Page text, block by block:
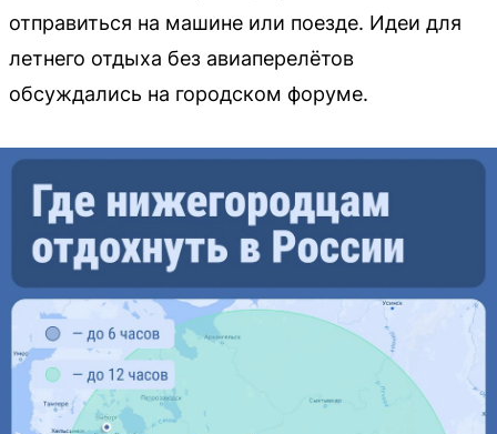
отправиться на машине или поезде. Идеи для
летнего отдыха без авиаперелётов
обсуждались на городском форуме.